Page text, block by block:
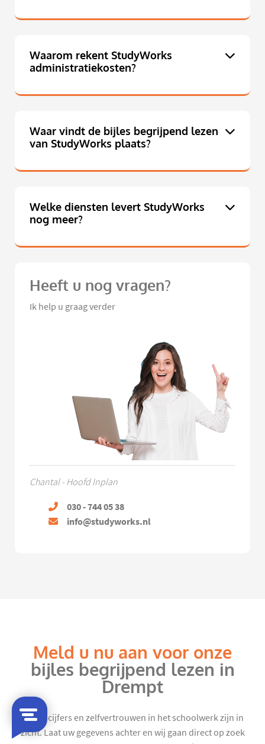
Waarom rekent StudyWorks
administratiekosten?
Waar vindt de bijles begrijpend lezen
van StudyWorks plaats?
Welke diensten levert StudyWorks
nog meer?
Heeft u nog vragen?
Ik help u graag verder
Chantal - Hoofd Inplan
030 - 744 05 38
info@studyworks.nl
Meld u nu aan voor onze
bijles begrijpend lezen in
Drempt
Mooie cijfers en zelfvertrouwen in het schoolwerk zijn in
zicht. Laat uw gegevens achter en wij gaan direct op zoek